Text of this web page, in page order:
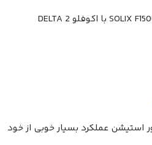
استیشن عملکرد بسیار خوبی از خود